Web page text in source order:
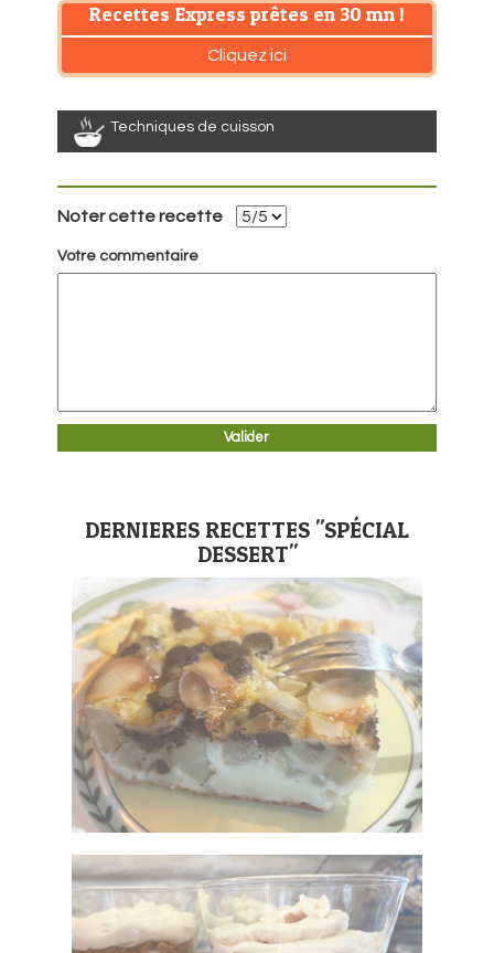
Recettes Express prêtes en 30 mn !
Cliquez ici
Techniques de cuisson
Noter cette recette
Votre commentaire
DERNIERES RECETTES "SPÉCIAL
DESSERT"